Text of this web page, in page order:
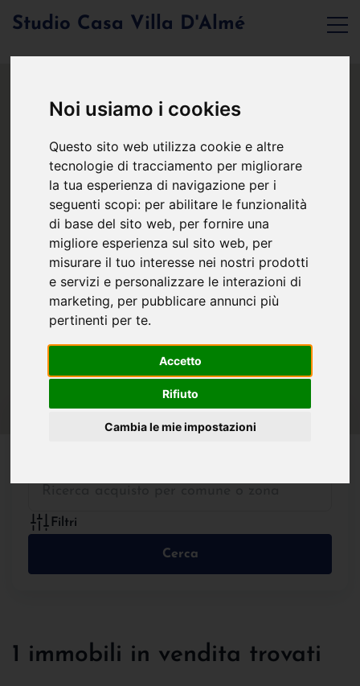
Noi usiamo i cookies
Questo sito web utilizza cookie e altre
tecnologie di tracciamento per migliorare
la tua esperienza di navigazione per i
seguenti scopi: per abilitare le funzionalità
di base del sito web, per fornire una
migliore esperienza sul sito web, per
misurare il tuo interesse nei nostri prodotti
e servizi e personalizzare le interazioni di
marketing, per pubblicare annunci più
pertinenti per te.
Accetto
Rifiuto
Cambia le mie impostazioni
Studio Casa Villa D'Almé
IN VENDITA IN AFFITTO
Filtri
Cerca
1 immobili in vendita trovati